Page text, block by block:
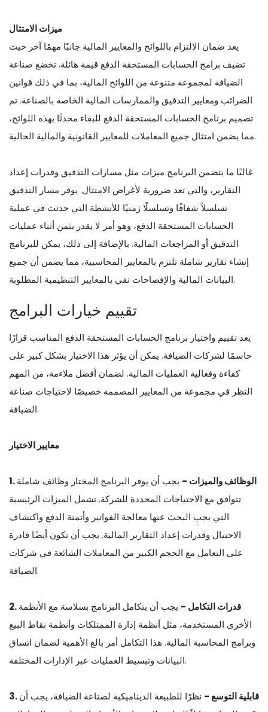
ميزات الامتثال
يعد ضمان الالتزام باللوائح والمعايير المالية جانبًا مهمًا آخر حيث
تضيف برامج الحسابات المستحقة الدفع قيمة هائلة. تخضع صناعة
الضيافة لمجموعة متنوعة من اللوائح المالية، بما في ذلك قوانين
الضرائب ومعايير التدقيق والممارسات المالية الخاصة بالصناعة. تم
تصميم برنامج الحسابات المستحقة الدفع للبقاء محدثًا بهذه اللوائح،
مما يضمن امتثال جميع المعاملات للمعايير القانونية والمالية الحالية.
غالبًا ما يتضمن البرنامج ميزات مثل مسارات التدقيق وقدرات إعداد
التقارير، والتي تعد ضرورية لأغراض الامتثال. يوفر مسار التدقيق
تسلسلاً شفافًا وتسلسلًا زمنيًا للأنشطة التي حدثت في عملية
الحسابات المستحقة الدفع، وهو أمر لا يقدر بثمن أثناء عمليات
التدقيق أو المراجعات المالية. بالإضافة إلى ذلك، يمكن للبرنامج
إنشاء تقارير شاملة تلتزم بالمعايير المحاسبية، مما يضمن أن جميع
البيانات المالية والإفصاحات تفي بالمعايير التنظيمية المطلوبة.
تقييم خيارات البرامج
يعد تقييم واختيار برنامج الحسابات المستحقة الدفع المناسب قرارًا
حاسمًا لشركات الضيافة. يمكن أن يؤثر هذا الاختيار بشكل كبير على
كفاءة وفعالية العمليات المالية. لضمان أفضل ملاءمة، من المهم
النظر في مجموعة من المعايير المصممة خصيصًا لاحتياجات صناعة
الضيافة.
معايير الاختيار
1. الوظائف والميزات - يجب أن يوفر البرنامج المختار وظائف شاملة
تتوافق مع الاحتياجات المحددة للشركة. تشمل الميزات الرئيسية
التي يجب البحث عنها معالجة الفواتير وأتمتة الدفع واكتشاف
الاحتيال وقدرات إعداد التقارير المالية. يجب أن تكون أيضًا قادرة
على التعامل مع الحجم الكبير من المعاملات الشائعة في شركات
الضيافة.
2. قدرات التكامل - يجب أن يتكامل البرنامج بسلاسة مع الأنظمة
الأخرى المستخدمة، مثل أنظمة إدارة الممتلكات وأنظمة نقاط البيع
وبرامج المحاسبة المالية. هذا التكامل أمر بالغ الأهمية لضمان اتساق
البيانات وتبسيط العمليات عبر الإدارات المختلفة.
3. قابلية التوسع - نظرًا للطبيعة الديناميكية لصناعة الضيافة، يجب أن